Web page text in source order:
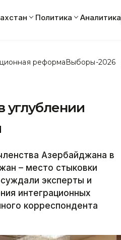
Политика Аналитика
реформаВыборы-2026
углублении
Азербайджана в
– место стыковки
эксперты и
интеграционных
корреспондента